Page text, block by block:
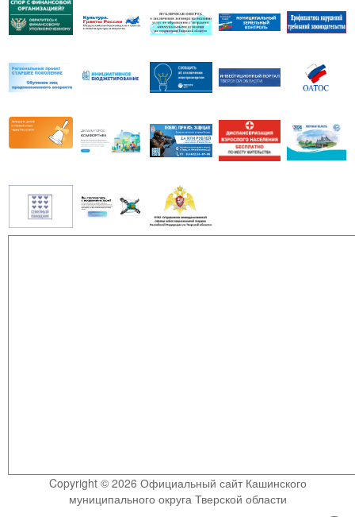
Copyright © 2026 Официальный сайт Кашинского
муниципального округа Тверской области